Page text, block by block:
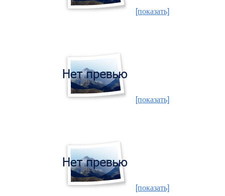
[показать]
[показать]
[показать]